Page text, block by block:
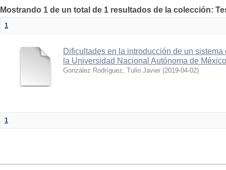
Mostrando 1 de un total de 1 resultados de la colección:
1
Dificultades en la introducción de un
la Universidad Nacional Autónoma de
González Rodríguez, Tulio Javier (2019-04-02)
1